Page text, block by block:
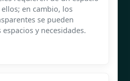
en cambio, los
se pueden
y necesidades.